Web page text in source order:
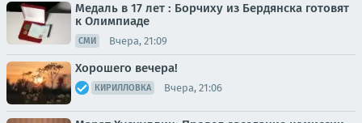
Медаль в 17 лет : Борчиху из Бердянска готовят
к Олимпиаде
СМИ Вчера, 21:09
Хорошего вечера!
КИРИЛЛОВКА Вчера, 21:06